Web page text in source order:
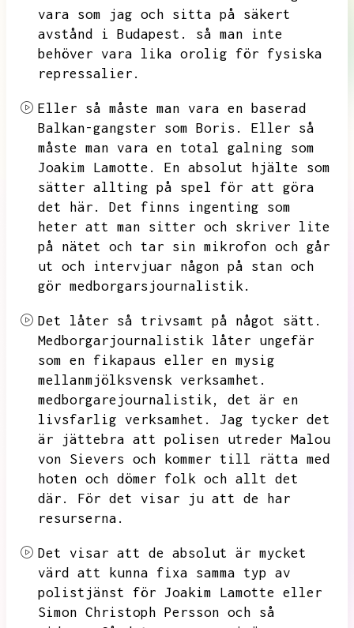
vara som jag och sitta på säkert
avstånd i Budapest.
så man inte
behöver vara lika orolig för fysiska
repressalier.
Eller så måste man vara en baserad
Balkan-gangster som Boris.
Eller så
måste man vara en total galning som
Joakim Lamotte.
En absolut hjälte som
sätter allting på spel för att göra
det här.
Det finns ingenting som
heter att man sitter och skriver lite
på nätet och tar sin mikrofon och går
ut och intervjuar någon på stan och
gör medborgarsjournalistik.
Det låter så trivsamt på något sätt.
Medborgarjournalistik låter ungefär
som en fikapaus eller en mysig
mellanmjölksvensk verksamhet.
medborgarejournalistik,
det är en
livsfarlig verksamhet.
Jag tycker det
är jättebra att polisen utreder Malou
von Sievers och kommer till rätta med
hoten och dömer folk och allt det
där.
För det visar ju att de har
resurserna.
Det visar att de absolut är mycket
värd att kunna fixa samma typ av
polistjänst för Joakim Lamotte eller
Simon Christoph Persson och så